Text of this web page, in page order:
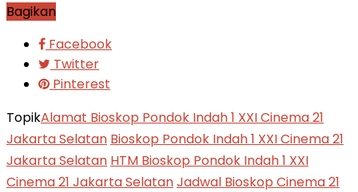
Bagikan
Facebook
Twitter
Pinterest
TopikAlamat Bioskop Pondok Indah 1 XXI Cinema 21
Jakarta Selatan Bioskop Pondok Indah 1 XXI Cinema 21
Jakarta Selatan HTM Bioskop Pondok Indah 1 XXI
Cinema 21 Jakarta SelatanJadwal Bioskop Cinema 21